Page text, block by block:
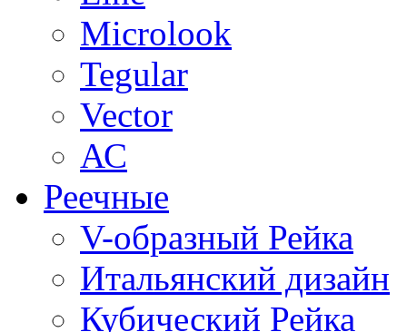
Microlook
Tegular
Vector
АС
Реечные
V-образный Рейка
Итальянский дизайн
Кубический Рейка